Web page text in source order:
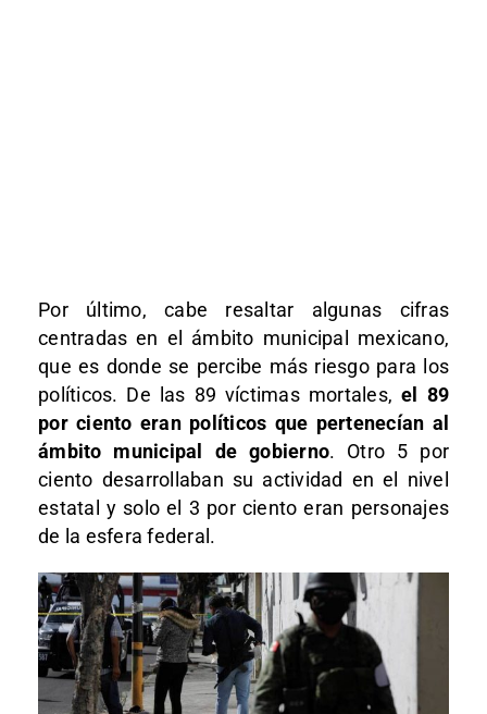
Por último, cabe resaltar algunas cifras
centradas en el ámbito municipal mexicano,
que es donde se percibe más riesgo para los
políticos. De las 89 víctimas mortales,el 89
por ciento eran políticos que pertenecían al
ámbito municipal de gobierno. Otro 5 por
ciento desarrollaban su actividad en el nivel
estatal y solo el 3 por ciento eran personajes
de la esfera federal.